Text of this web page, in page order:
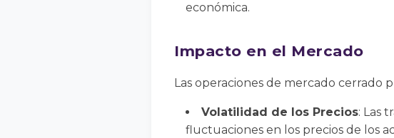
económica.
Impacto en el Mercado
Las operaciones de mercado
Volatilidad de los Precios: Las
fluctuaciones en los precios de los